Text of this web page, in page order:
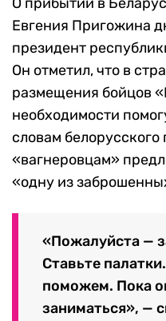
Евгения Пригожина
президент
Он отметил, что в
размещения бойцов
необходимости
словам белорусского
«вагнеровцам»
«одну из
«Пожалуйста —
Ставьте
поможем. Пока
заниматься», —